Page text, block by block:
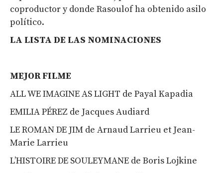
coproductor y donde Rasoulof ha obtenido asilo
político.
LA LISTA DE LAS NOMINACIONES
MEJORFILME
ALL WE IMAGINE AS LIGHT de Payal Kapadia
EMILIA PÉREZ de Jacques Audiard
LE ROMAN DE JIM de Arnaud Larrieu et Jean-
Marie Larrieu
L’HISTOIRE DE SOULEYMANE de Boris Lojkine